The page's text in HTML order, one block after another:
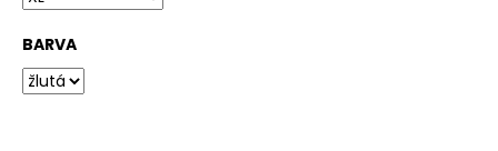
BARVA
o
p
o